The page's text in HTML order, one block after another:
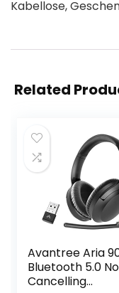
Kabellose,
Related
Avantree Aria
Bluetooth 5.0
Cancelling